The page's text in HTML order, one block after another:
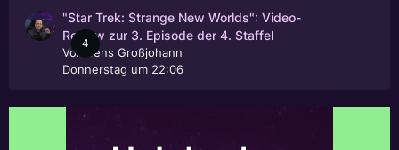
4
"Star Trek: Strange New Worlds": Video-
Review zur 3. Episode der 4. Staffel
Von
Jens Großjohann
Donnerstag um 22:06